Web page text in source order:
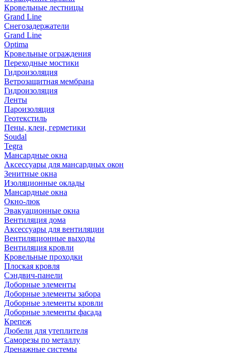
Кровельные лестницы
Grand Line
Снегозадержатели
Grand Line
Optima
Кровельные ограждения
Переходные мостики
Гидроизоляция
Ветрозащитная мембрана
Гидроизоляция
Ленты
Пароизоляция
Геотекстиль
Пены, клеи, герметики
Soudal
Tegra
Мансардные окна
Аксессуары для мансардных окон
Зенитные окна
Изоляционные оклады
Мансардные окна
Окно-люк
Эвакуационные окна
Вентиляция дома
Аксессуары для вентиляции
Вентиляционные выходы
Вентиляция кровли
Кровельные проходки
Плоская кровля
Сэндвич-панели
Доборные элементы
Доборные элементы забора
Доборные элементы кровли
Доборные элементы фасада
Крепеж
Дюбели для утеплителя
Саморезы по металлу
Дренажные системы